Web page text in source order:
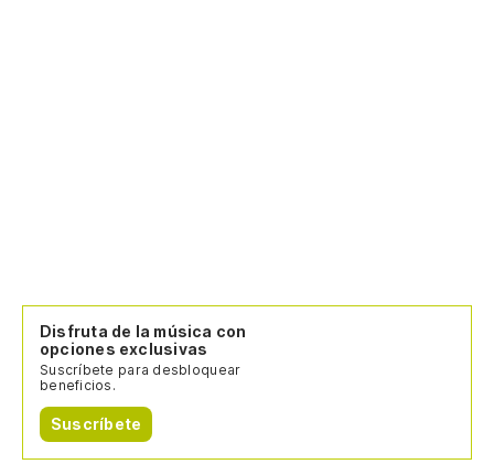
Disfruta de la música con
opciones exclusivas
Suscríbete para desbloquear
beneficios.
Suscríbete